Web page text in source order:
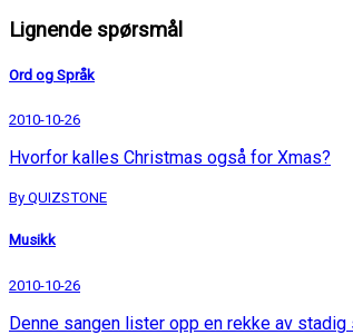
Lignende spørsmål
Ord og Språk
2010-10-26
Hvorfor kalles Christmas også for Xmas?
By QUIZSTONE
Musikk
2010-10-26
Denne sangen lister opp en rekke av